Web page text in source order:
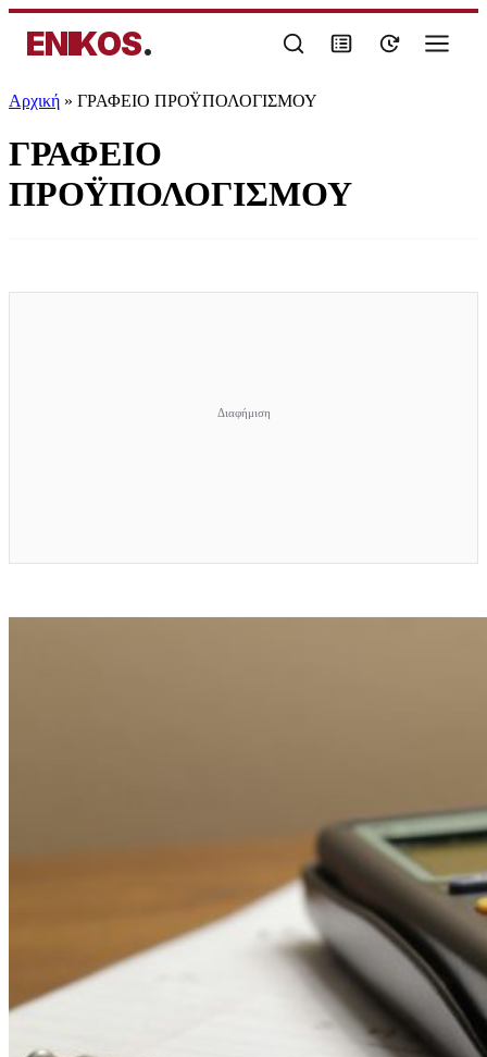
ENIKOS.
Αρχική » ΓΡΑΦΕΙΟ ΠΡΟΫΠΟΛΟΓΙΣΜΟΥ
ΓΡΑΦΕΙΟ
ΠΡΟΫΠΟΛΟΓΙΣΜΟΥ